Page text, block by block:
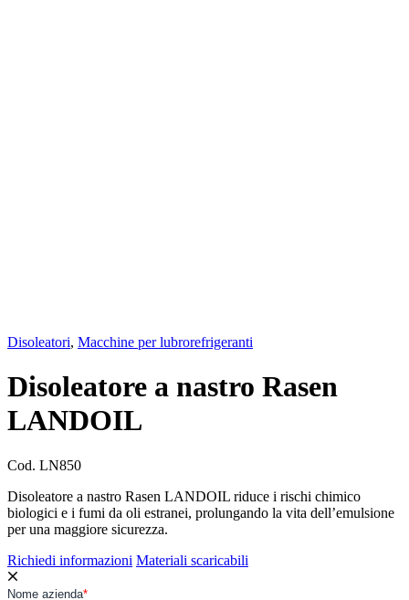
Disoleatori, Macchine per lubrorefrigeranti
Disoleatore a nastro Rasen
LANDOIL
Cod. LN850
Disoleatore a nastro Rasen LANDOIL riduce i rischi chimico
biologici e i fumi da oli estranei, prolungando la vita dell’emulsione
per una maggiore sicurezza.
Richiedi informazioni Materiali scaricabili